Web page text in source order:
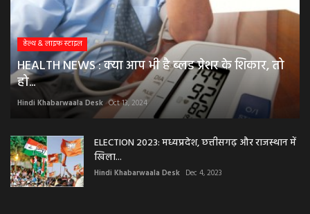
हेल्थ & लाइफ स्टाइल
HEALTH NEWS : क्या आप भी है ब्लड प्रेशर के शिकार, तो
हो...
Hindi Khabarwaala Desk Oct 13, 2024
ELECTION 2023: मध्यप्रदेश, छत्तीसगढ़ और राजस्थान में
खिला...
Hindi Khabarwaala Desk Dec 4, 2023